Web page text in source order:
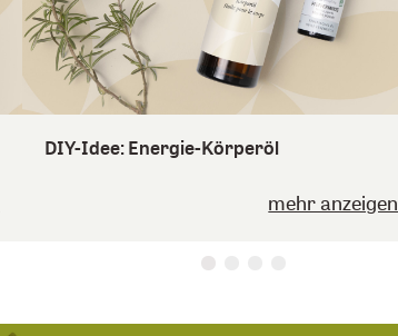
DIY-Idee: Energie-Körperöl
mehr anzeigen